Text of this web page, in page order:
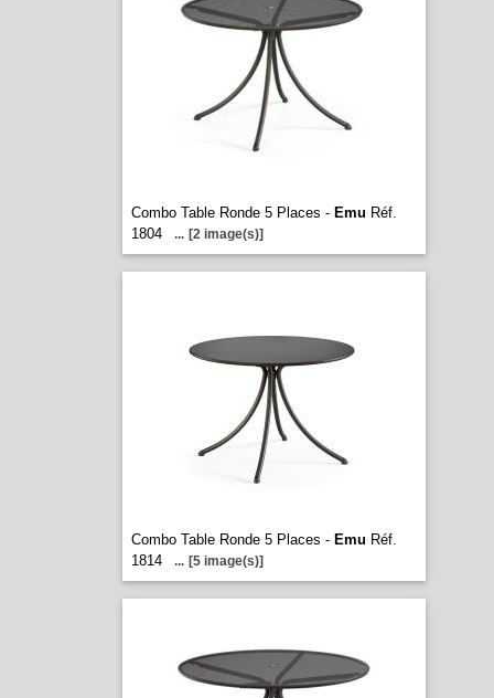
Combo Table Ronde 5 Places - Emu Réf.
1804
... [2 image(s)]
Combo Table Ronde 5 Places - Emu Réf.
1814
... [5 image(s)]